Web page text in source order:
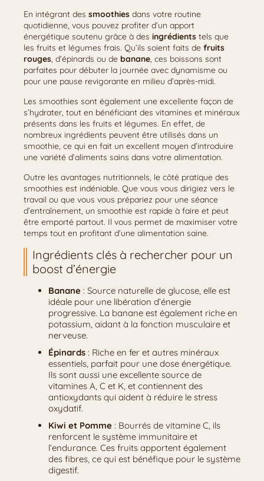
En intégrant des smoothies dans votre routine
quotidienne, vous pouvez profiter d’un apport
énergétique soutenu grâce à des ingrédients tels que
les fruits et légumes frais. Qu’ils soient faits de fruits
rouges, d’épinards ou de banane, ces boissons sont
parfaites pour débuter la journée avec dynamisme ou
pour une pause revigorante en milieu d’après-midi.
Les smoothies sont également une excellente façon de
s’hydrater, tout en bénéficiant des vitamines et minéraux
présents dans les fruits et légumes. En effet, de
nombreux ingrédients peuvent être utilisés dans un
smoothie, ce qui en fait un excellent moyen d’introduire
une variété d’aliments sains dans votre alimentation.
Outre les avantages nutritionnels, le côté pratique des
smoothies est indéniable. Que vous vous dirigiez vers le
travail ou que vous vous prépariez pour une séance
d’entraînement, un smoothie est rapide à faire et peut
être emporté partout. Il vous permet de maximiser votre
temps tout en profitant d’une alimentation saine.
Ingrédients clés à rechercher pour un
boost d’énergie
Banane : Source naturelle de glucose, elle est
idéale pour une libération d’énergie
progressive. La banane est également riche en
potassium, aidant à la fonction musculaire et
nerveuse.
Épinards : Riche en fer et autres minéraux
essentiels, parfait pour une dose énergétique.
Ils sont aussi une excellente source de
vitamines A, C et K, et contiennent des
antioxydants qui aident à réduire le stress
oxydatif.
Kiwi et Pomme : Bourrés de vitamine C, ils
renforcent le système immunitaire et
l’endurance. Ces fruits apportent également
des fibres, ce qui est bénéfique pour le système
digestif.